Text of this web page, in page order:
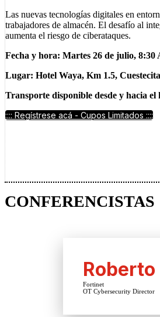
Las nuevas tecnologías digitales en
trabajadores de almacén. El desafío al
aumenta el riesgo de ciberataques.
Fecha y hora: Martes 26 de julio, 8:30
Lugar: Hotel Waya, Km 1.5,
Transporte disponible desde y hacia el
:::: Regístrese acá - Cupos Limitados ::::
CONFERENCISTAS
Fortinet
OT Cybersecurity Director